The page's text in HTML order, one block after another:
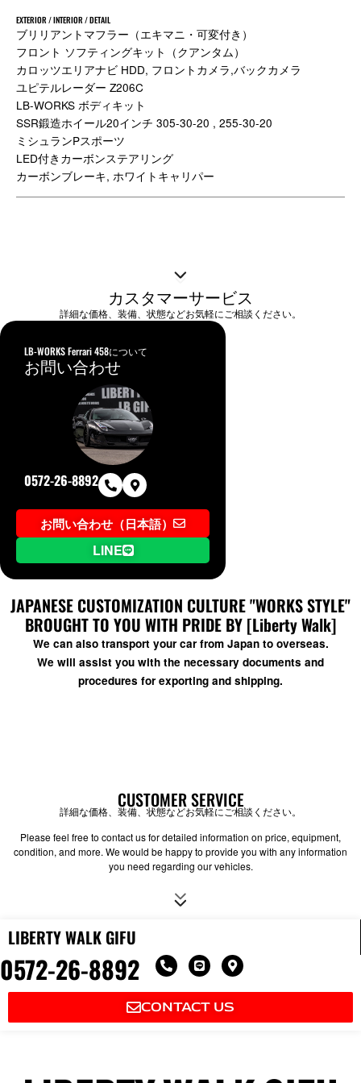
EXTERIOR / INTERIOR / DETAIL
ブリリアントマフラー（エキマニ・可変付き）
フロント ソフティングキット（クアンタム）
カロッツエリアナビ HDD, フロントカメラ,バックカメラ
ユピテルレーダー Z206C
LB-WORKS ボディキット
SSR鍛造ホイール20インチ 305-30-20 , 255-30-20
ミシュランPスポーツ
LED付きカーボンステアリング
カーボンブレーキ, ホワイトキャリパー
カスタマーサービス
詳細な価格、装備、状態などお気軽にご相談ください。
LB-WORKS Ferrari 458について
お問い合わせ
0572-26-8892
お問い合わせ（日本語）
LINE
JAPANESE CUSTOMIZATION CULTURE "WORKS STYLE"
BROUGHT TO YOU WITH PRIDE BY [Liberty Walk]
We can also transport your car from Japan to overseas.
We will assist you with the necessary documents and
procedures for exporting and shipping.
CUSTOMER SERVICE
詳細な価格、装備、状態などお気軽にご相談ください。
Please feel free to contact us for detailed information on price, equipment,
condition, and more. We would be happy to provide you with any information
you need regarding our vehicles.
LIBERTY WALK GIFU
0572-26-8892 P
h
n
e
-
L
i
e
M
a
-
m
a
CONTACT US